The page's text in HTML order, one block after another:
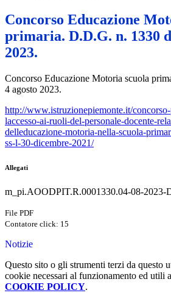
Concorso Educazione
primaria. D.D.G. n. 1330
2023.
Concorso Educazione Motoria scuola
4 agosto 2023.
http://www.istruzionepiemonte.it/
laccesso-ai-ruoli-del-personale-docente-
delleducazione-motoria-nella-scuola-
ss-l-30-dicembre-2021/
Allegati
m_pi.AOODPIT.R.0001330.04-08-2023-
File PDF
Contatore click: 15
Notizie
Questo sito o gli strumenti terzi da questo
cookie necessari al funzionamento ed utili
COOKIE POLICY.